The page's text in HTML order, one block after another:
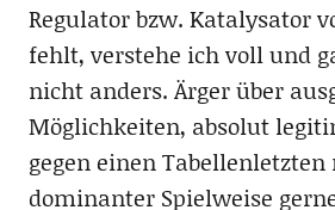
Regulator bzw. Katalysator
fehlt, verstehe ich voll und
nicht anders. Ärger über
Möglichkeiten, absolut
gegen einen Tabellenletzten
dominanter Spielweise